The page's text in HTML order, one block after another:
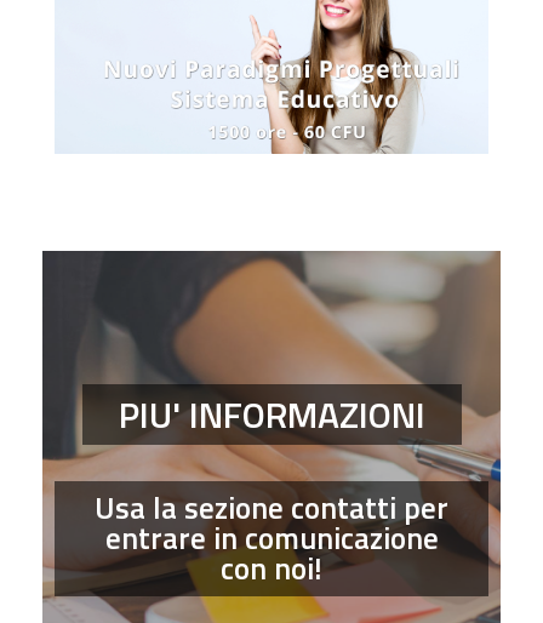
PIU' INFORMAZIONI
Usa la sezione contatti per
entrare in comunicazione
con noi!